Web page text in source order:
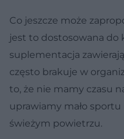
Co jeszcze może
jest to dostosowana do
suplementacja
często brakuje w
to, że nie mamy czasu
uprawiamy mało
świeżym powietrzu.